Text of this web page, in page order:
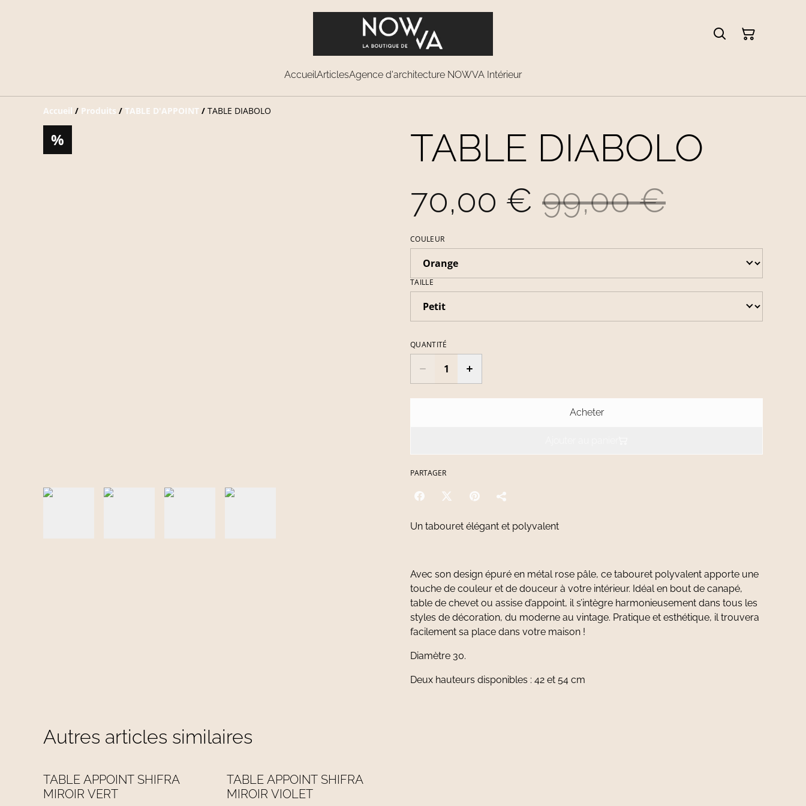
AccueilArticlesAgence d'architecture NOWVA Intérieur
Accueil / Produits / TABLE D'APPOINT / TABLE DIABOLO
% TABLE DIABOLO
70,00 € 99,00 €
COULEUR
TAILLE
QUANTITÉ
Acheter
PARTAGER
Un tabouret élégant et polyvalent
Avec son design épuré en métal rose pâle, ce tabouret polyvalent apporte une
touche de couleur et de douceur à votre intérieur. Idéal en bout de canapé,
table de chevet ou assise d’appoint, il s’intègre harmonieusement dans tous les
styles de décoration, du moderne au vintage. Pratique et esthétique, il trouvera
facilement sa place dans votre maison !
Diamètre 30.
Deux hauteurs disponibles : 42 et 54 cm
Autres articles similaires
%
TABLE APPOINT SHIFRA
MIROIR VERT
%
TABLE APPOINT SHIFRA
MIROIR VIOLET